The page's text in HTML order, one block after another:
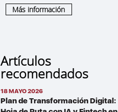
Más información
Artículos
recomendados
18 MAYO 2026
Plan de Transformación Digital: